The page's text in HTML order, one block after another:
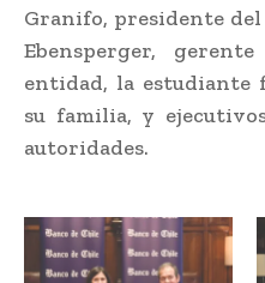
Granifo, presidente del
Ebensperger,
entidad, la estudiante
su familia, y
autoridades.